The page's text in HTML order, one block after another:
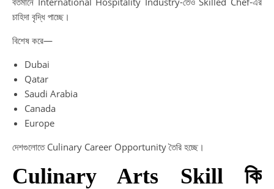
চাহিদা বৃদ্ধি পাচ্ছে।
বিশেষ করে—
Dubai
Qatar
Saudi Arabia
Canada
Europe
দেশগুলোতে Culinary Career Opportunity তৈরি হচ্ছে।
Culinary Arts Skill কি